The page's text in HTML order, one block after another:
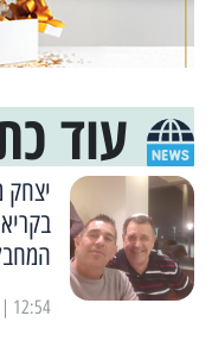
עוד
יצחק
12:54 | 31/03/2025